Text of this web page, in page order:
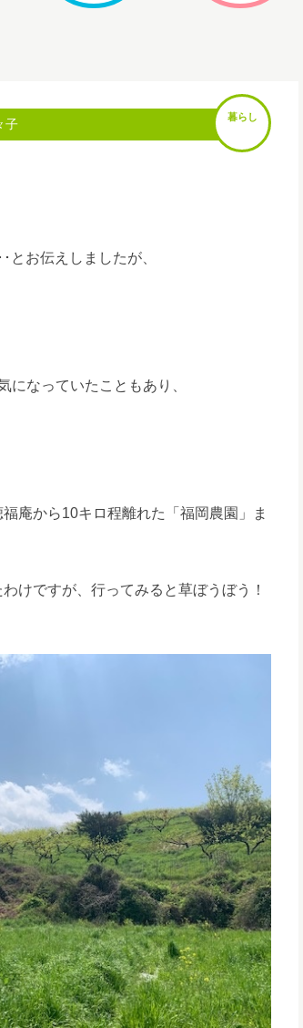
子 暮らし
とお伝えしましたが、
になっていたこともあり、
庵から10キロ程離れた「福岡農園」ま
けですが、行ってみると草ぼうぼう！